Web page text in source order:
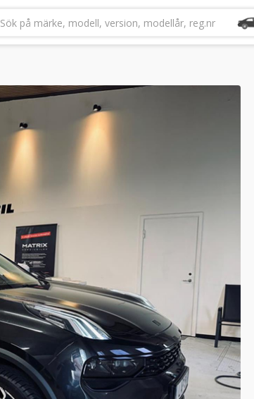
Sök på märke, modell, version, modellår, reg.nr